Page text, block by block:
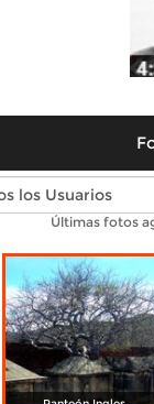
Fotos
Últimas fotos